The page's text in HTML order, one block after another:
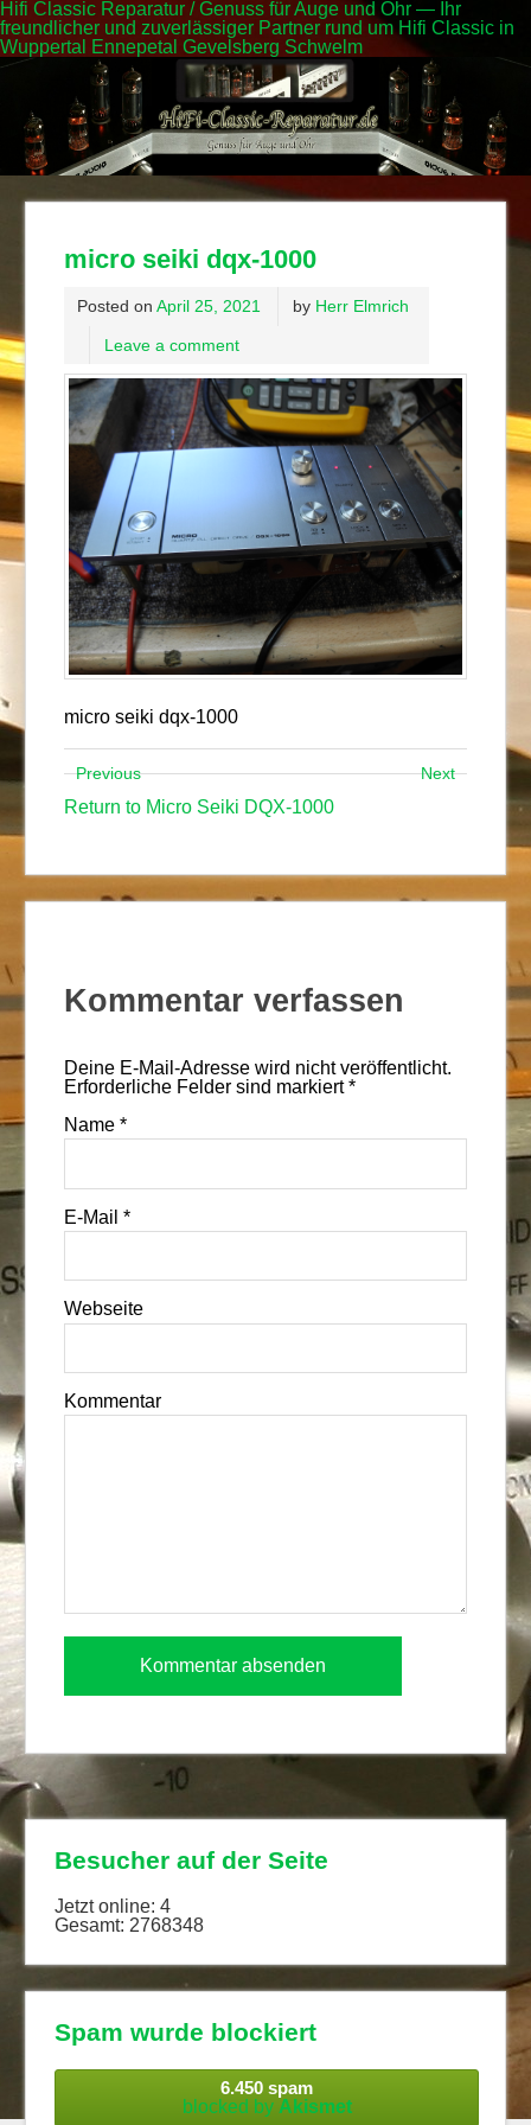
Hifi Classic Reparatur / Genuss für Auge und Ohr — Ihr
freundlicher und zuverlässiger Partner rund um Hifi Classic in
Wuppertal Ennepetal Gevelsberg Schwelm
micro seiki dqx-1000
Posted on April 25, 2021 by Herr Elmrich
Leave a comment
micro seiki dqx-1000
Previous Next
Return to Micro Seiki DQX-1000
Kommentar verfassen
Deine E-Mail-Adresse wird nicht veröffentlicht.
Erforderliche Felder sind markiert*
Name *
E-Mail *
Webseite
Kommentar
Besucher auf der Seite
Jetzt online: 4
Gesamt: 2768348
Spam wurde blockiert
6.450 spam
blocked by Akismet